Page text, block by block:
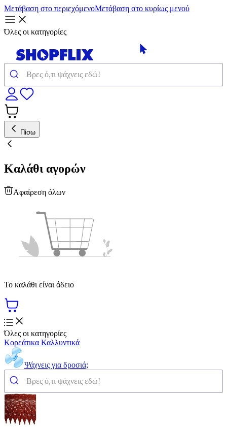
Μετάβαση στο περιεχόμενοΜετάβαση στο κυρίως μενού
Όλες οι κατηγορίες
Πίσω
Καλάθι αγορών
Αφαίρεση όλων
Το καλάθι είναι άδειο
Όλες οι κατηγορίες
Κορεάτικα Καλλυντικά
Ψάχνεις για δροσιά;